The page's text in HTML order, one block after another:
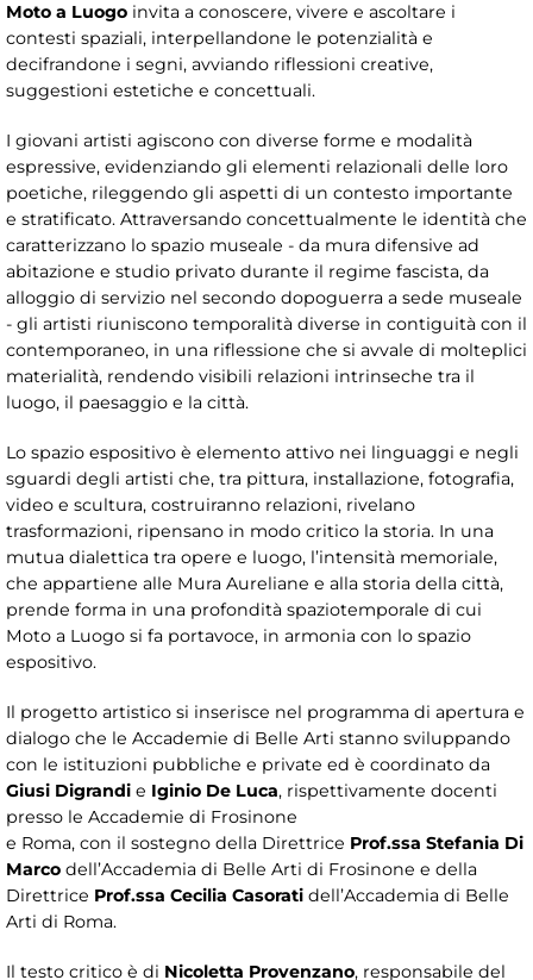
Moto a Luogo invita a conoscere, vivere e ascoltare i
contesti spaziali, interpellandone le potenzialità e
decifrandone i segni, avviando riflessioni creative,
suggestioni estetiche e concettuali.
I giovani artisti agiscono con diverse forme e modalità
espressive, evidenziando gli elementi relazionali delle loro
poetiche, rileggendo gli aspetti di un contesto importante
e stratificato. Attraversando concettualmente le identità che
caratterizzano lo spazio museale - da mura difensive ad
abitazione e studio privato durante il regime fascista, da
alloggio di servizio nel secondo dopoguerra a sede museale
- gli artisti riuniscono temporalità diverse in contiguità con il
contemporaneo, in una riflessione che si avvale di molteplici
materialità, rendendo visibili relazioni intrinseche tra il
luogo, il paesaggio e la città.
Lo spazio espositivo è elemento attivo nei linguaggi e negli
sguardi degli artisti che, tra pittura, installazione, fotografia,
video e scultura, costruiranno relazioni, rivelano
trasformazioni, ripensano in modo critico la storia. In una
mutua dialettica tra opere e luogo, l’intensità memoriale,
che appartiene alle Mura Aureliane e alla storia della città,
prende forma in una profondità spaziotemporale di cui
Moto a Luogo si fa portavoce, in armonia con lo spazio
espositivo.
Il progetto artistico si inserisce nel programma di apertura e
dialogo che le Accademie di Belle Arti stanno sviluppando
con le istituzioni pubbliche e private ed è coordinato da
Giusi Digrandi e Iginio De Luca, rispettivamente docenti
presso le Accademie di Frosinone
e Roma, con il sostegno della Direttrice Prof.ssa Stefania Di
Marco dell’Accademia di Belle Arti di Frosinone e della
Direttrice Prof.ssa Cecilia Casorati dell’Accademia di Belle
Arti di Roma.
Il testo critico è di Nicoletta Provenzano, responsabile del